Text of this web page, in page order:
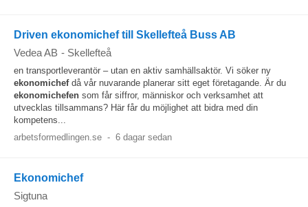
Driven ekonomichef till Skellefteå Buss AB
Vedea AB - Skellefteå
en transportleverantör – utan en aktiv samhällsaktör. Vi söker ny
ekonomichefdå vår nuvarande planerar sitt eget företagande. Är du
ekonomichefen som får siffror, människor och verksamhet att
utvecklas tillsammans? Här får du möjlighet att bidra med din
kompetens...
arbetsformedlingen.se - 6 dagar sedan
Ekonomichef
Sigtuna